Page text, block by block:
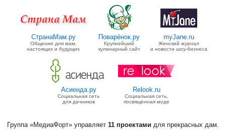
СтранаМам.ру
Общение для мам,
настоящих и будущих
Поварёнок.ру
Крупнейший
кулинарный сайт
myJane.ru
Женский журнал
и новости шоу-бизнеса
Асиенда.ру
Социальная сеть
для дачников
Relook.ru
Социальная сеть,
посвященная моде
Группа «МедиаФорт» управляет 11 проектами для прекрасных дам.